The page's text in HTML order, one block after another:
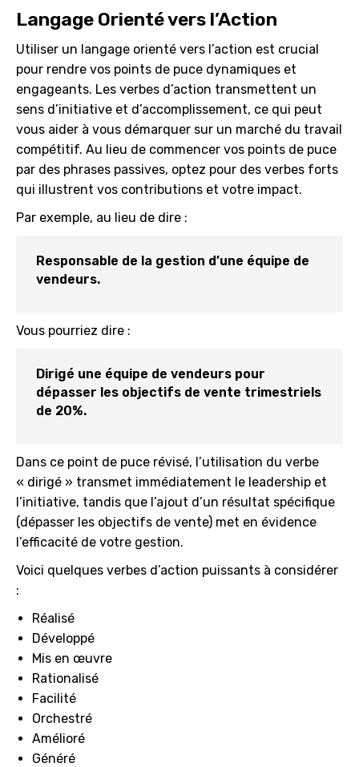
Langage Orienté vers l’Action
Utiliser un langage orienté vers l’action est crucial
pour rendre vos points de puce dynamiques et
engageants. Les verbes d’action transmettent un
sens d’initiative et d’accomplissement, ce qui peut
vous aider à vous démarquer sur un marché du travail
compétitif. Au lieu de commencer vos points de puce
par des phrases passives, optez pour des verbes forts
qui illustrent vos contributions et votre impact.
Par exemple, au lieu de dire :
Responsable de la gestion d’une équipe de
vendeurs.
Vous pourriez dire :
Dirigé une équipe de vendeurs pour
dépasser les objectifs de vente trimestriels
de 20%.
Dans ce point de puce révisé, l’utilisation du verbe
« dirigé » transmet immédiatement le leadership et
l’initiative, tandis que l’ajout d’un résultat spécifique
(dépasser les objectifs de vente) met en évidence
l’efficacité de votre gestion.
Voici quelques verbes d’action puissants à considérer
:
Réalisé
Développé
Mis en œuvre
Rationalisé
Facilité
Orchestré
Amélioré
Généré